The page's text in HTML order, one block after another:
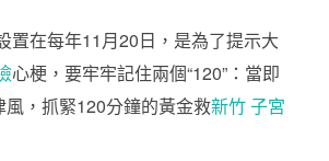
置在每年11月20日，是為了提示大
心梗，要牢牢記住兩個“120”：當即
，抓緊120分鐘的黃金救新竹 子宮